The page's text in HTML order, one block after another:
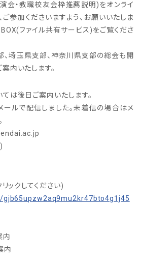
・教職校友会枠推薦説明)をオンライ
ご参加くださいますよう、お願いいたしま
BOX(ファイル共有サービス)をご覧くださ
、埼玉県支部、神奈川県支部の総会も開
内いたします。
は後日ご案内いたします。
ルで配信しました。未着信の場合はメ
ックしてください)
内
内